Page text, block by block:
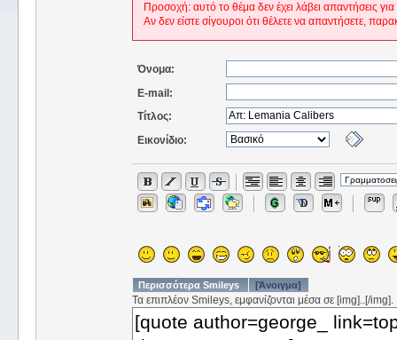
Προσοχή: αυτό το θέμα δεν έχει λάβει απαντήσεις
Αν δεν είστε σίγουροι ότι θέλετε να απαντήσετε,
Όνομα:
E-mail:
Τίτλος:
Εικονίδιο:
Περισσότερα Smileys [Άνοιγμα]
Τα επιπλέον Smileys, εμφανίζονται μέσα σε [img]..[/img].